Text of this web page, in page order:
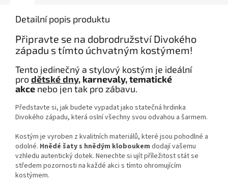
Detailní popis produktu
Připravte se na dobrodružství Divokého
západu s tímto úchvatným kostýmem!
Tento jedinečný a stylový kostým je ideální
prodětské dny, karnevaly, tematické
akce nebo jen tak pro zábavu.
Představte si, jak budete vypadat jako statečná hrdinka
Divokého západu, která oslní všechny svou odvahou a šarmem.
Kostým je vyroben z kvalitních materiálů, které jsou pohodlné a
odolné. Hnědé šaty s hnědým kloboukem dodají vašemu
vzhledu autentický dotek. Nenechte si ujít příležitost stát se
středem pozornosti na každé akci s tímto ohromujícím
kostýmem.